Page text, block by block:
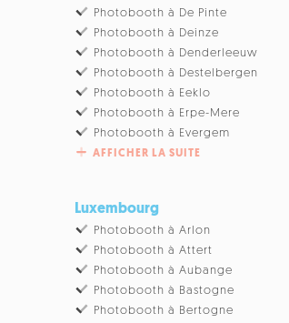
Photobooth à De Pinte
Photobooth à Deinze
Photobooth à Denderleeuw
Photobooth à Destelbergen
Photobooth à Eeklo
Photobooth à Erpe-Mere
Photobooth à Evergem
AFFICHER LA SUITE
Luxembourg
Photobooth à Arlon
Photobooth à Attert
Photobooth à Aubange
Photobooth à Bastogne
Photobooth à Bertogne